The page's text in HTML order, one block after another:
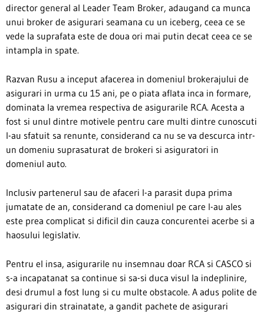
director general al Leader Team Broker, adaugand ca munca
unui broker de asigurari seamana cu un iceberg, ceea ce se
vede la suprafata este de doua ori mai putin decat ceea ce se
intampla in spate.
Razvan Rusu a inceput afacerea in domeniul brokerajului de
asigurari in urma cu 15 ani, pe o piata aflata inca in formare,
dominata la vremea respectiva de asigurarile RCA. Acesta a
fost si unul dintre motivele pentru care multi dintre cunoscuti
l-au sfatuit sa renunte, considerand ca nu se va descurca intr-
un domeniu suprasaturat de brokeri si asiguratori in
domeniul auto.
Inclusiv partenerul sau de afaceri l-a parasit dupa prima
jumatate de an, considerand ca domeniul pe care l-au ales
este prea complicat si dificil din cauza concurentei acerbe si a
haosului legislativ.
Pentru el insa, asigurarile nu insemnau doar RCA si CASCO si
s-a incapatanat sa continue si sa-si duca visul la indeplinire,
desi drumul a fost lung si cu multe obstacole. A adus polite de
asigurari din strainatate, a gandit pachete de asigurari